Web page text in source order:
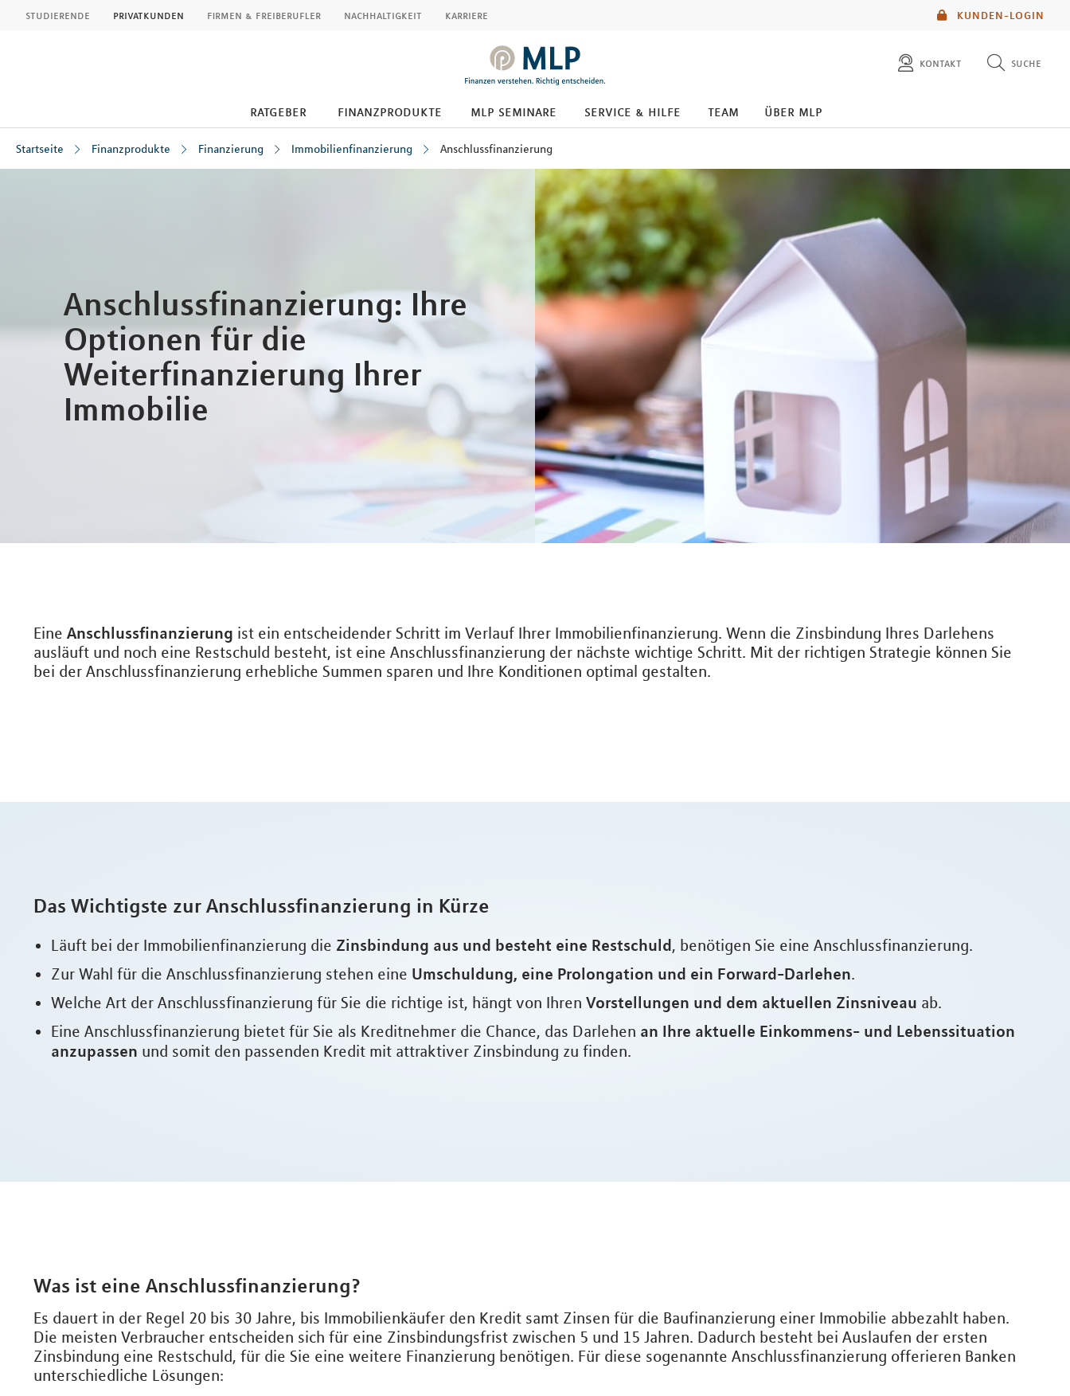
KUNDEN-LOGIN
studierende privatkunden firmen & freiberufler nachhaltigkeit karriere
kontakt suche
ratgeber finanzprodukte mlp seminare service & hilfe team über mlp
Startseite Finanzprodukte Finanzierung Immobilienfinanzierung Anschlussfinanzierung
Anschlussfinanzierung: Ihre
Optionen für die
Weiterfinanzierung Ihrer
Immobilie
Eine Anschlussfinanzierung ist ein entscheidender Schritt im Verlauf Ihrer Immobilienfinanzierung. Wenn die Zinsbindung Ihres Darlehens
ausläuft und noch eine Restschuld besteht, ist eine Anschlussfinanzierung der nächste wichtige Schritt. Mit der richtigen Strategie können Sie
bei der Anschlussfinanzierung erhebliche Summen sparen und Ihre Konditionen optimal gestalten.
Das Wichtigste zur Anschlussfinanzierung in Kürze
Läuft bei der Immobilienfinanzierung die Zinsbindung aus und besteht eine Restschuld, benötigen Sie eine Anschlussfinanzierung.
Zur Wahl für die Anschlussfinanzierung stehen eine Umschuldung, eine Prolongation und ein Forward-Darlehen.
Welche Art der Anschlussfinanzierung für Sie die richtige ist, hängt von Ihren Vorstellungen und dem aktuellen Zinsniveau ab.
Eine Anschlussfinanzierung bietet für Sie als Kreditnehmer die Chance, das Darlehen an Ihre aktuelle Einkommens- und Lebenssituation
anzupassen und somit den passenden Kredit mit attraktiver Zinsbindung zu finden.
Was ist eine Anschlussfinanzierung?
Es dauert in der Regel 20 bis 30 Jahre, bis Immobilienkäufer den Kredit samt Zinsen für die Baufinanzierung einer Immobilie abbezahlt haben.
Die meisten Verbraucher entscheiden sich für eine Zinsbindungsfrist zwischen 5 und 15 Jahren. Dadurch besteht bei Auslaufen der ersten
Zinsbindung eine Restschuld, für die Sie eine weitere Finanzierung benötigen. Für diese sogenannte Anschlussfinanzierung offerieren Banken
unterschiedliche Lösungen: